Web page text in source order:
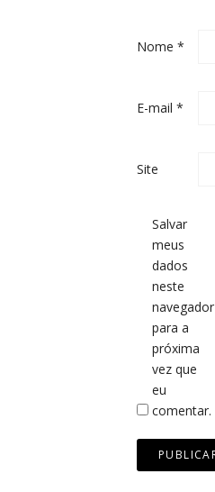
Nome *
E-mail *
Site
Salvar
meus
dados
neste
navegador
para a
próxima
vez que
eu
comentar.